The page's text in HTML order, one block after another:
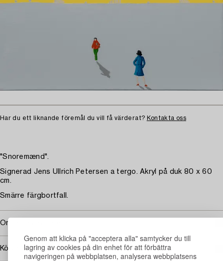
Genom att klicka på "acceptera alla" samtycker du till
lagring av cookies på din enhet för att förbättra
navigeringen på webbplatsen, analysera webbplatsens
Har du ett liknande föremål du vill få värderat? Kontakta oss
"Snoremænd".
Signerad Jens Ullrich Petersen a tergo. Akryl på duk 80 x 60
cm.
Smärre färgbortfall.
Omfattas av följerätt
Köpinformation